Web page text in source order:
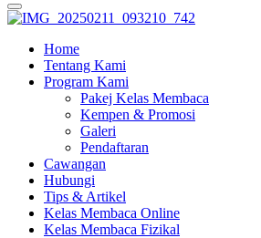
Home
Tentang Kami
Program Kami
Pakej Kelas Membaca
Kempen & Promosi
Galeri
Pendaftaran
Cawangan
Hubungi
Tips & Artikel
Kelas Membaca Online
Kelas Membaca Fizikal